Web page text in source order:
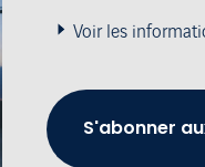
Voir les
S'abonner